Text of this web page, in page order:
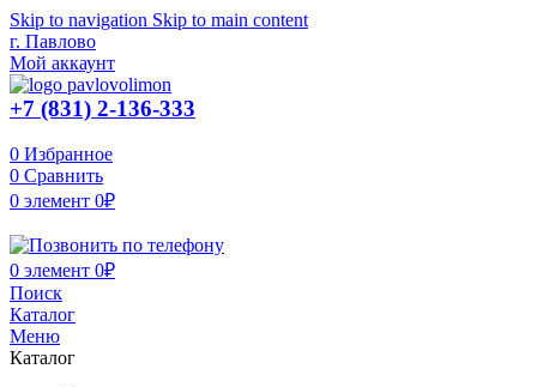
Skip to navigation Skip to main content
г. Павлово
Мой аккаунт
+7 (831) 2-136-333
0 Избранное
0 Сравнить
0 элемент 0₽
0 элемент 0₽
Поиск
Каталог
Меню
Каталог